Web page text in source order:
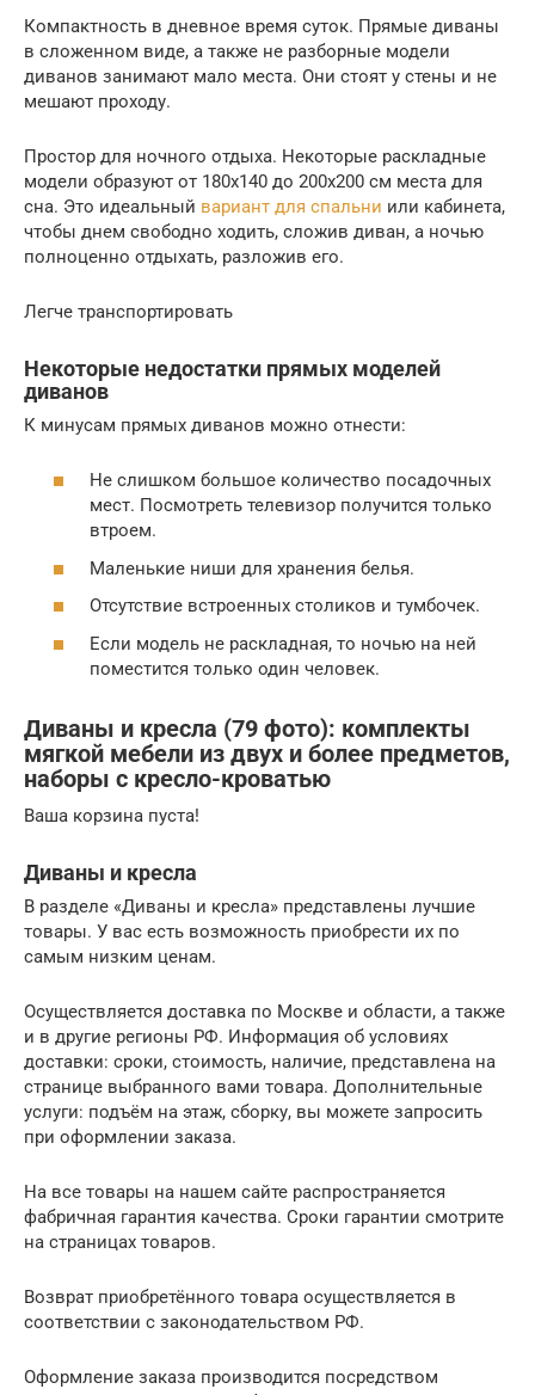
Компактность в дневное время суток. Прямые диваны
в сложенном виде, а также не разборные модели
диванов занимают мало места. Они стоят у стены и не
мешают проходу.
Простор для ночного отдыха. Некоторые раскладные
модели образуют от 180х140 до 200х200 см места для
сна. Это идеальный вариант для спальни или кабинета,
чтобы днем свободно ходить, сложив диван, а ночью
полноценно отдыхать, разложив его.
Легче транспортировать
Некоторые недостатки прямых моделей
диванов
К минусам прямых диванов можно отнести:
Не слишком большое количество посадочных
мест. Посмотреть телевизор получится только
втроем.
Маленькие ниши для хранения белья.
Отсутствие встроенных столиков и тумбочек.
Если модель не раскладная, то ночью на ней
поместится только один человек.
Диваны и кресла (79 фото): комплекты
мягкой мебели из двух и более предметов,
наборы с кресло-кроватью
Ваша корзина пуста!
Диваны и кресла
В разделе «Диваны и кресла» представлены лучшие
товары. У вас есть возможность приобрести их по
самым низким ценам.
Осуществляется доставка по Москве и области, а также
и в другие регионы РФ. Информация об условиях
доставки: сроки, стоимость, наличие, представлена на
странице выбранного вами товара. Дополнительные
услуги: подъём на этаж, сборку, вы можете запросить
при оформлении заказа.
На все товары на нашем сайте распространяется
фабричная гарантия качества. Сроки гарантии смотрите
на страницах товаров.
Возврат приобретённого товара осуществляется в
соответствии с законодательством РФ.
Оформление заказа производится посредством